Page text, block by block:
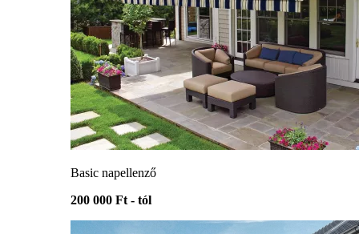
Basic napellenző
200 000 Ft - tól